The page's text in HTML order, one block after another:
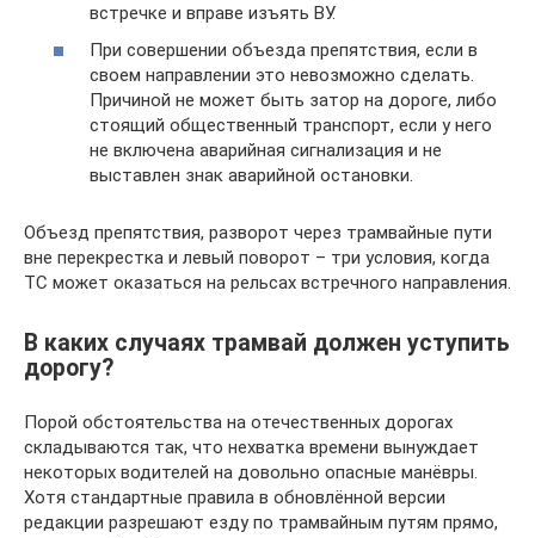
встречке и вправе изъять ВУ.
При совершении объезда препятствия, если в
своем направлении это невозможно сделать.
Причиной не может быть затор на дороге, либо
стоящий общественный транспорт, если у него
не включена аварийная сигнализация и не
выставлен знак аварийной остановки.
Объезд препятствия, разворот через трамвайные пути
вне перекрестка и левый поворот – три условия, когда
ТС может оказаться на рельсах встречного направления.
В каких случаях трамвай должен уступить
дорогу?
Порой обстоятельства на отечественных дорогах
складываются так, что нехватка времени вынуждает
некоторых водителей на довольно опасные манёвры.
Хотя стандартные правила в обновлённой версии
редакции разрешают езду по трамвайным путям прямо,